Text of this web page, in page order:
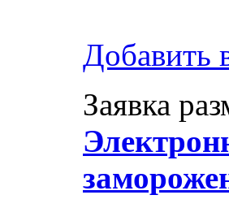
Добавить
Заявка